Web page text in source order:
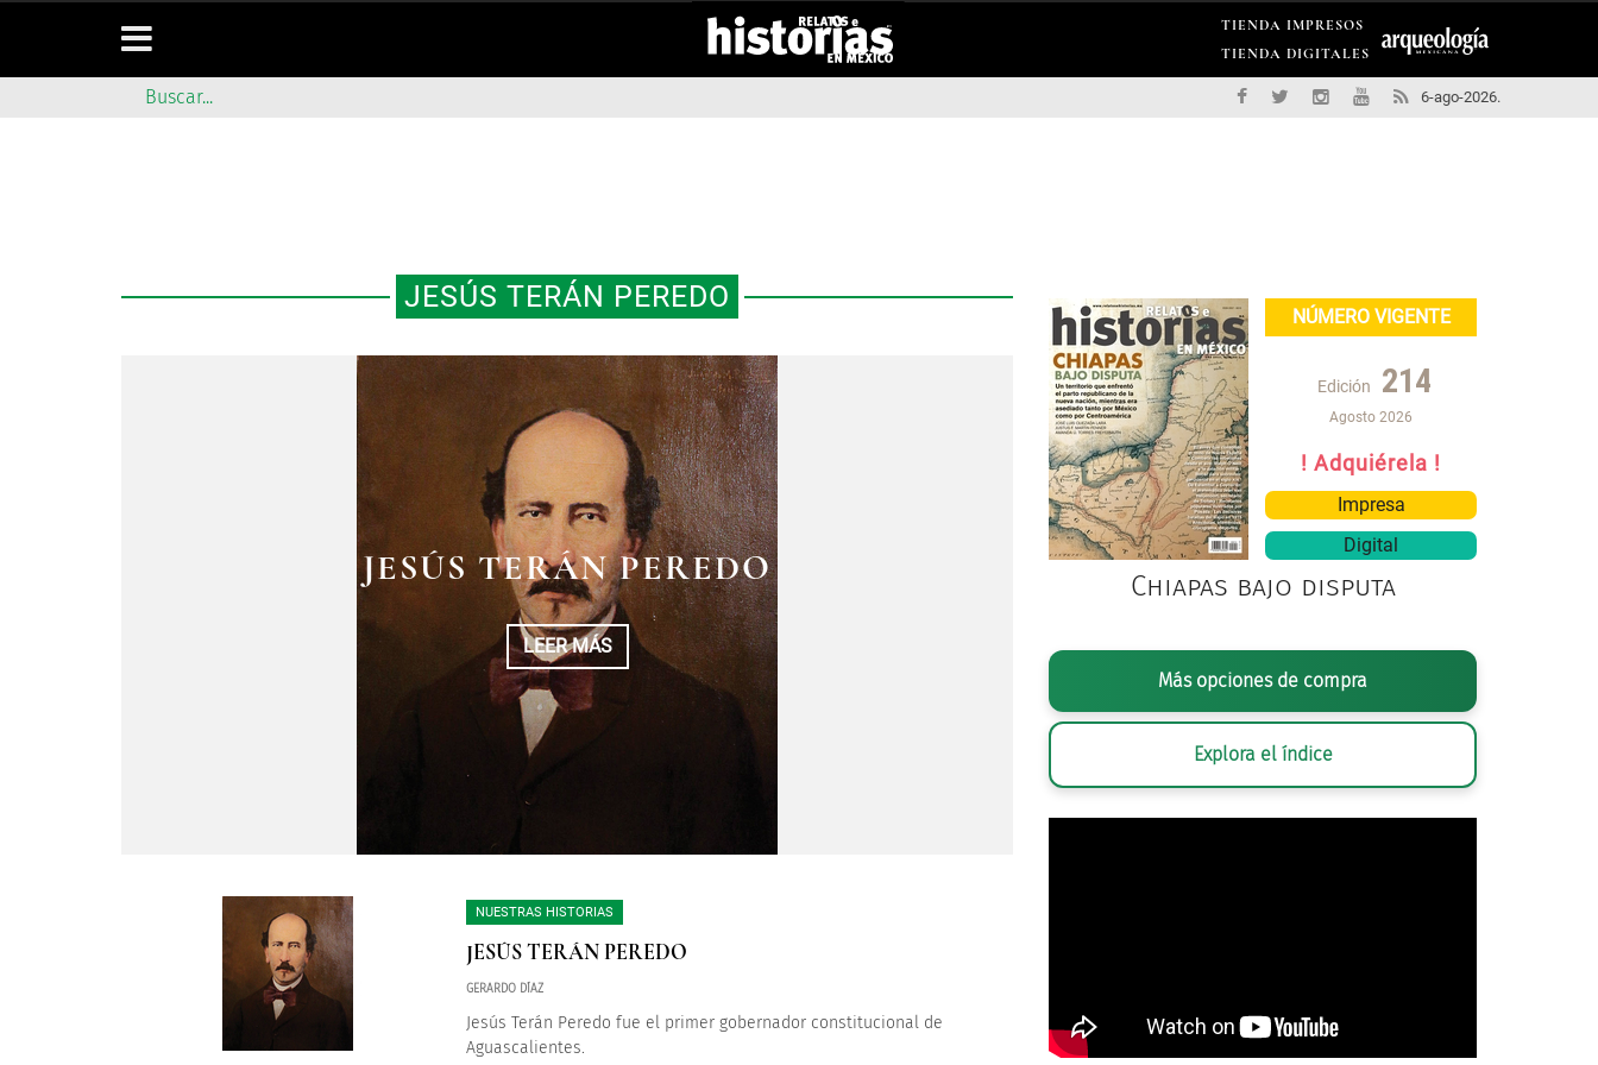
TIENDA IMPRESOS
TIENDA DIGITALES
6-ago-2026.
JESÚS TERÁN PEREDO
JESÚS TERÁN PEREDO
LEER MÁS
NUESTRAS HISTORIAS
JESÚS TERÁN PEREDO
GERARDO DÍAZ
Jesús Terán Peredo fue el primer gobernador constitucional de
Aguascalientes.
NÚMERO VIGENTE
Edición 214
Agosto 2026
! Adquiérela !
Impresa
Digital
Chiapas bajo disputa
Más opciones de compra
Explora el índice